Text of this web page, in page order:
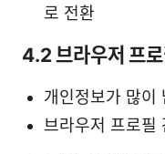
로 전환
4.2 브라우저 프로
개인정보가 많이
브라우저 프로필